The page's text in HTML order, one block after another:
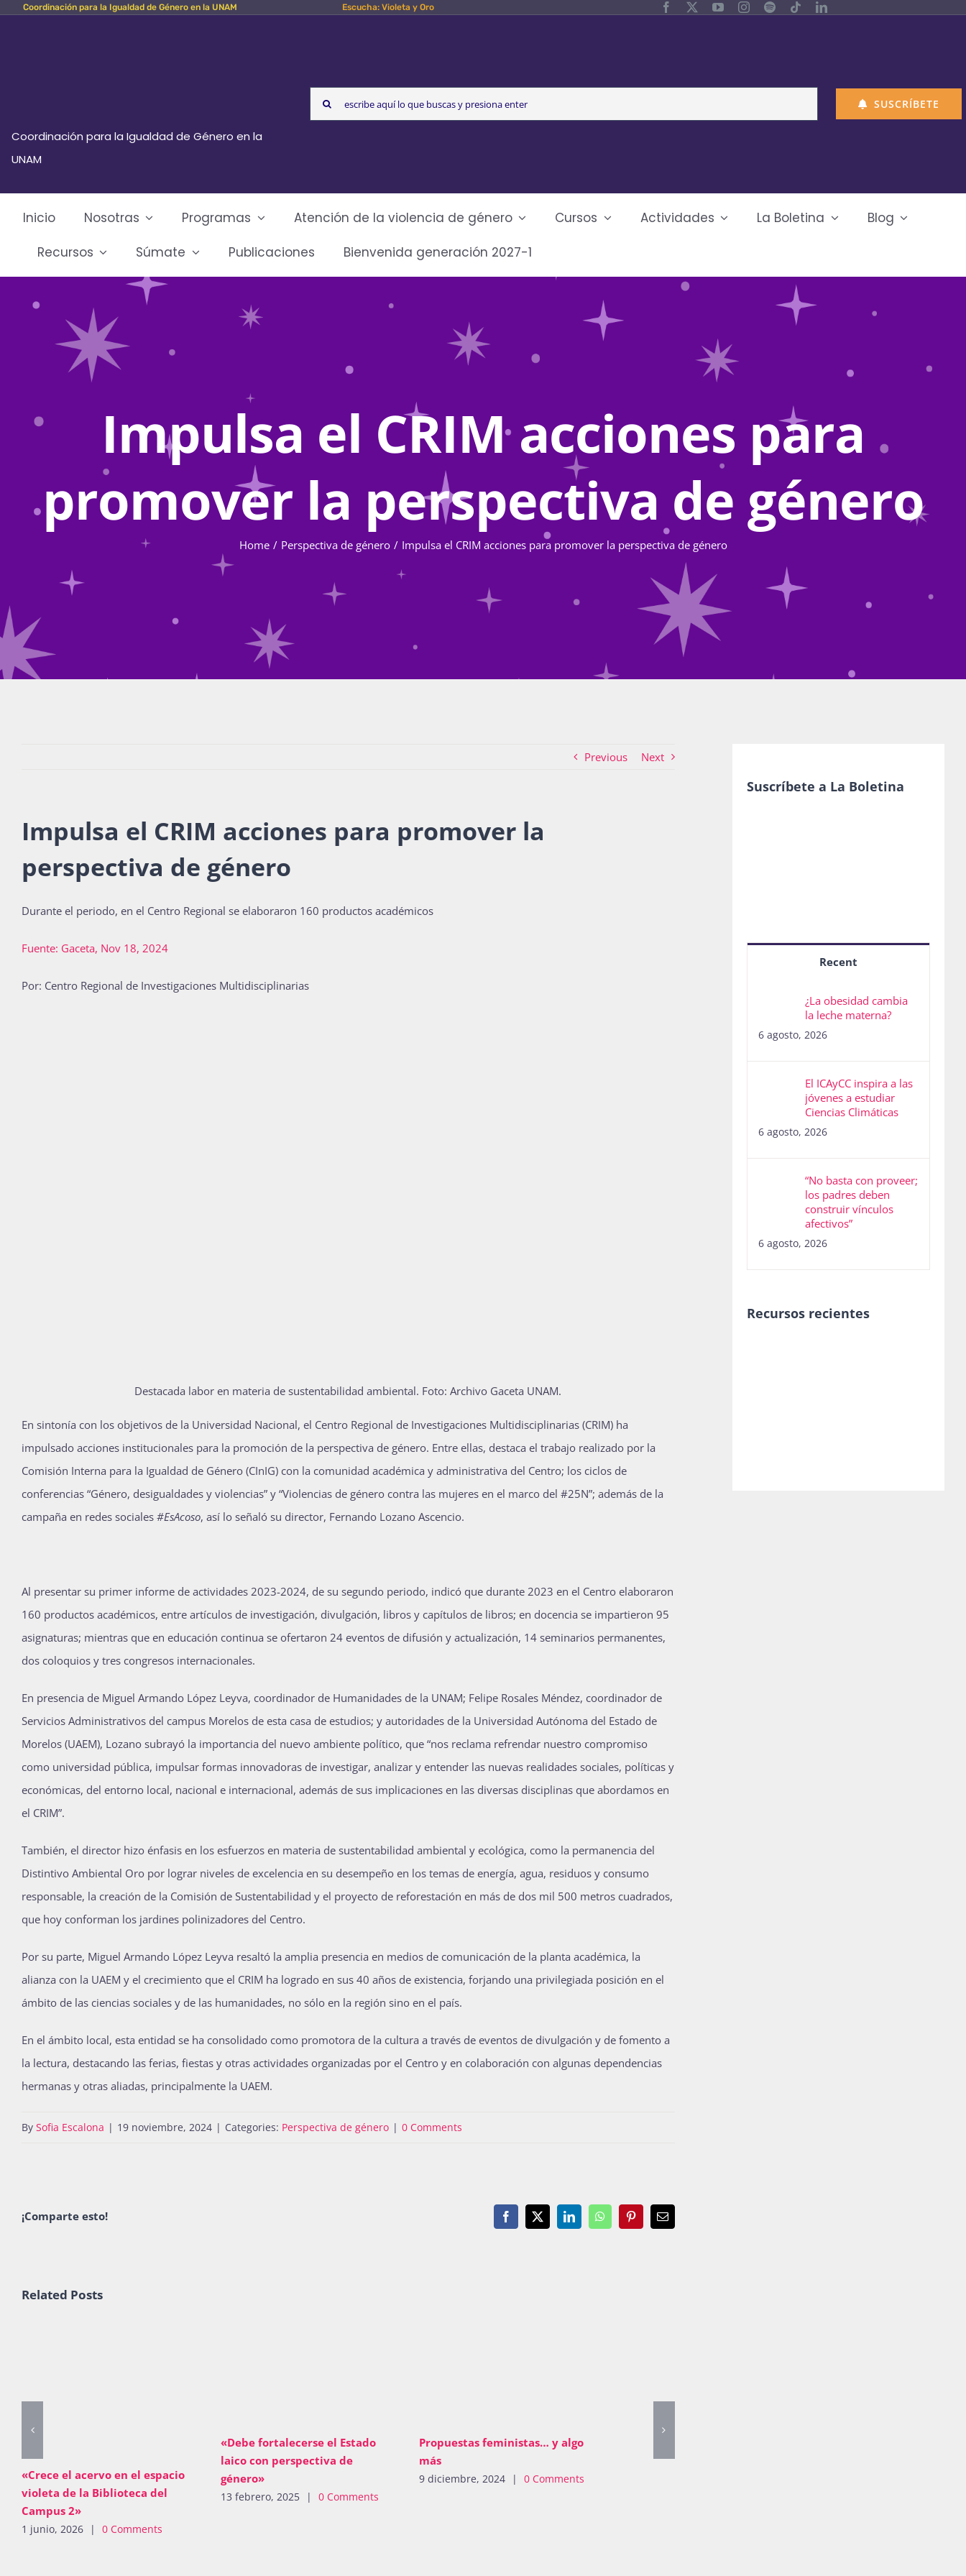
Skip Coordinación para la Igualdad de Género en la UNAM Escucha: Violeta y Oro
Coordinación para la Igualdad de Género en la
UNAM
Search
for:
SUSCRÍBETE
Inicio Nosotras Programas Atención de la violencia de género Cursos Actividades La Boletina
Blog
Recursos
Súmate Publicaciones Bienvenida generación 2027-1
Impulsa el CRIM acciones para
promover la perspectiva de género
Home Perspectiva de género Impulsa el CRIM acciones para promover la perspectiva de género
Previous Next
Impulsa el CRIM acciones para promover la
perspectiva de género
Durante el periodo, en el Centro Regional se elaboraron 160 productos académicos
Fuente: Gaceta, Nov 18, 2024
Por: Centro Regional de Investigaciones Multidisciplinarias
Destacada labor en materia de sustentabilidad ambiental. Foto: Archivo Gaceta UNAM.
En sintonía con los objetivos de la Universidad Nacional, el Centro Regional de Investigaciones Multidisciplinarias (CRIM) ha
impulsado acciones institucionales para la promoción de la perspectiva de género. Entre ellas, destaca el trabajo realizado por la
Comisión Interna para la Igualdad de Género (CInIG) con la comunidad académica y administrativa del Centro; los ciclos de
conferencias “Género, desigualdades y violencias” y “Violencias de género contra las mujeres en el marco del #25N”; además de la
campaña en redes sociales #EsAcoso, así lo señaló su director, Fernando Lozano Ascencio.
Al presentar su primer informe de actividades 2023-2024, de su segundo periodo, indicó que durante 2023 en el Centro elaboraron
160 productos académicos, entre artículos de investigación, divulgación, libros y capítulos de libros; en docencia se impartieron 95
asignaturas; mientras que en educación continua se ofertaron 24 eventos de difusión y actualización, 14 seminarios permanentes,
dos coloquios y tres congresos internacionales.
En presencia de Miguel Armando López Leyva, coordinador de Humanidades de la UNAM; Felipe Rosales Méndez, coordinador de
Servicios Administrativos del campus Morelos de esta casa de estudios; y autoridades de la Universidad Autónoma del Estado de
Morelos (UAEM), Lozano subrayó la importancia del nuevo ambiente político, que “nos reclama refrendar nuestro compromiso
como universidad pública, impulsar formas innovadoras de investigar, analizar y entender las nuevas realidades sociales, políticas y
económicas, del entorno local, nacional e internacional, además de sus implicaciones en las diversas disciplinas que abordamos en
el CRIM”.
También, el director hizo énfasis en los esfuerzos en materia de sustentabilidad ambiental y ecológica, como la permanencia del
Distintivo Ambiental Oro por lograr niveles de excelencia en su desempeño en los temas de energía, agua, residuos y consumo
responsable, la creación de la Comisión de Sustentabilidad y el proyecto de reforestación en más de dos mil 500 metros cuadrados,
que hoy conforman los jardines polinizadores del Centro.
Por su parte, Miguel Armando López Leyva resaltó la amplia presencia en medios de comunicación de la planta académica, la
alianza con la UAEM y el crecimiento que el CRIM ha logrado en sus 40 años de existencia, forjando una privilegiada posición en el
ámbito de las ciencias sociales y de las humanidades, no sólo en la región sino en el país.
En el ámbito local, esta entidad se ha consolidado como promotora de la cultura a través de eventos de divulgación y de fomento a
la lectura, destacando las ferias, fiestas y otras actividades organizadas por el Centro y en colaboración con algunas dependencias
hermanas y otras aliadas, principalmente la UAEM.
By Sofia Escalona | 19 noviembre, 2024 | Categories: Perspectiva de género | 0 Comments
¡Comparte esto! Facebook
X LinkedInWhatsAppPinterestEmail
Related Posts
«Crece el acervo en el espacio
violeta de la Biblioteca del
Campus 2»
1 junio, 2026 | 0 Comments
«Debe fortalecerse el Estado
laico con perspectiva de
género»
13 febrero, 2025 | 0 Comments
Propuestas feministas… y algo
más
9 diciembre, 2024 | 0 Comments
Suscríbete a La Boletina
Recent
¿La obesidad cambia
la leche materna?
6 agosto, 2026
El ICAyCC inspira a las
jóvenes a estudiar
Ciencias Climáticas
6 agosto, 2026
“No basta con proveer;
los padres deben
construir vínculos
afectivos”
6 agosto, 2026
Recursos recientes